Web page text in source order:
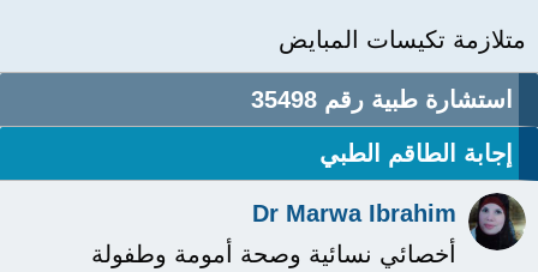
متلازمة تكيسات المبايض
استشارة طبية رقم 35498
إجابة الطاقم الطبي
Dr Marwa Ibrahim
أخصائي نسائية وصحة أمومة وطفولة